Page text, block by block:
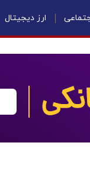
ارز دیجیتال